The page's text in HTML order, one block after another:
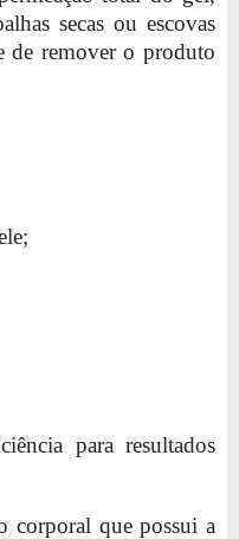
secas ou escovas
de remover o produto
para resultados
corporal que possui a